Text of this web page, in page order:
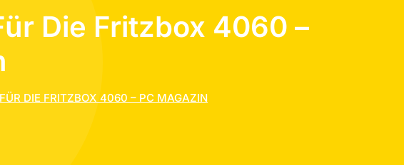
Die Fritzbox 4060 –
DIE FRITZBOX 4060 – PC MAGAZIN